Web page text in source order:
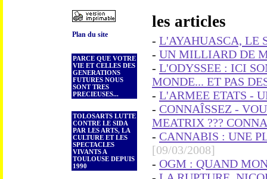
Plan du site
PARCE QUE VOTRE
VIE ET CELLES DES
GENERATIONS
FUTURES NOUS
SONT TRES
PRECIEUSES...
TOLOSARTS LUTTE
CONTRE LE SIDA
PAR LES ARTS, LA
CULTURE ET LES
SPECTACLES
VIVANTS A
TOULOUSE DEPUIS
1990
les articles
- L'AYAHUASCA, LE
- UN MILLIARD DE
- L'ODYSSEE : ICI
MONDE... ET PAS
- L'ARMEE ETATS -
- CONNAÎSSEZ -
MEATRIX ???
- CANNABIS : UNE
[09/03/2008]
- OGM : QUAND